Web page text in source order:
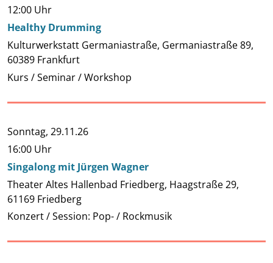
12:00 Uhr
Healthy Drumming
Kulturwerkstatt Germaniastraße, Germaniastraße 89,
60389 Frankfurt
Kurs / Seminar / Workshop
Sonntag, 29.11.26
16:00 Uhr
Singalong mit Jürgen Wagner
Theater Altes Hallenbad Friedberg, Haagstraße 29,
61169 Friedberg
Konzert / Session: Pop- / Rockmusik